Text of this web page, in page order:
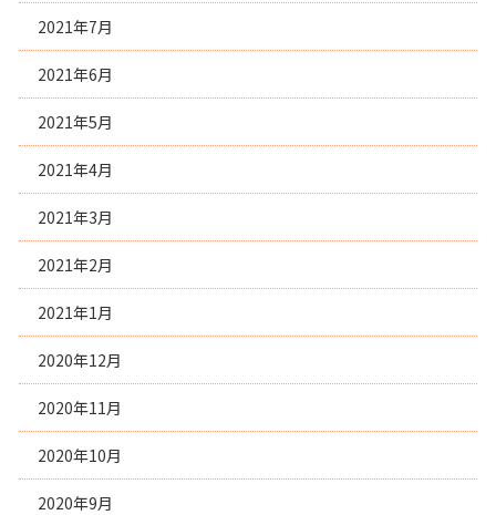
2021年7月
2021年6月
2021年5月
2021年4月
2021年3月
2021年2月
2021年1月
2020年12月
2020年11月
2020年10月
2020年9月